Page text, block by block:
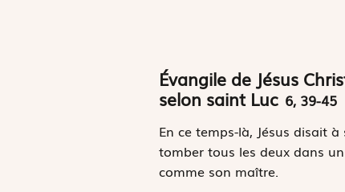
Évangile de Jésus
selon saint Luc 6, 39-45
En ce temps-là, Jésus disait
tomber tous les deux dans
comme son maître.